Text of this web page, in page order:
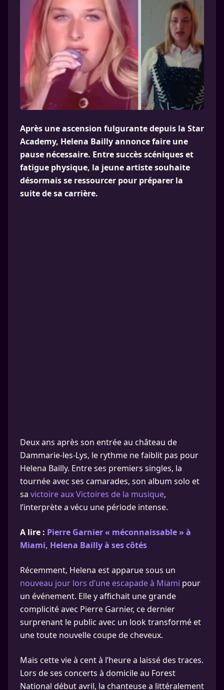
Après une ascension fulgurante depuis la Star
Academy, Helena Bailly annonce faire une
pause nécessaire. Entre succès scéniques et
fatigue physique, la jeune artiste souhaite
désormais se ressourcer pour préparer la
suite de sa carrière.
Deux ans après son entrée au château de
Dammarie-les-Lys, le rythme ne faiblit pas pour
Helena Bailly. Entre ses premiers singles, la
tournée avec ses camarades, son album solo et
sa victoire aux Victoires de la musique,
l’interprète a vécu une période intense.
A lire : Pierre Garnier « méconnaissable » à
Miami, Helena Bailly à ses côtés
Récemment, Helena est apparue sous un
nouveau jour lors d’une escapade à Miami pour
un événement. Elle y affichait une grande
complicité avec Pierre Garnier, ce dernier
surprenant le public avec un look transformé et
une toute nouvelle coupe de cheveux.
Mais cette vie à cent à l’heure a laissé des traces.
Lors de ses concerts à domicile au Forest
National début avril, la chanteuse a littéralement